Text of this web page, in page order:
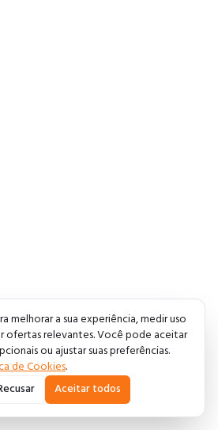
melhorar a sua experiência, medir uso
ofertas relevantes. Você pode aceitar
ou ajustar suas preferências.
de Cookies.
Aceitar todos